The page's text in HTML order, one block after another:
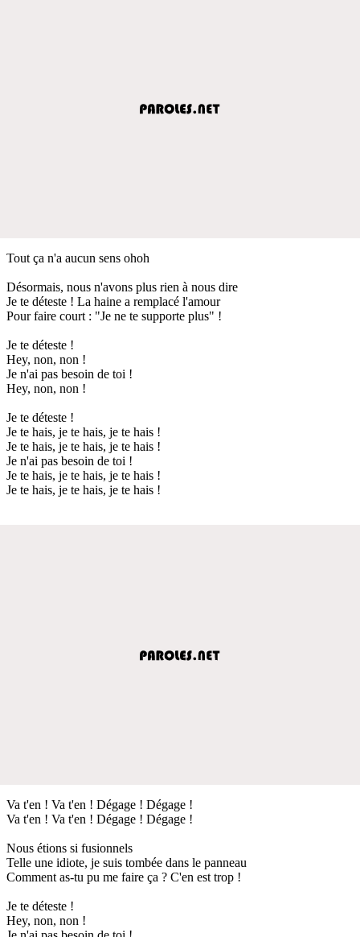
Tout ça n'a aucun sens ohoh
Désormais, nous n'avons plus rien à nous dire
Je te déteste ! La haine a remplacé l'amour
Pour faire court : "Je ne te supporte plus" !
Je te déteste !
Hey, non, non !
Je n'ai pas besoin de toi !
Hey, non, non !
Je te déteste !
Je te hais, je te hais, je te hais !
Je te hais, je te hais, je te hais !
Je n'ai pas besoin de toi !
Je te hais, je te hais, je te hais !
Je te hais, je te hais, je te hais !
Va t'en ! Va t'en ! Dégage ! Dégage !
Va t'en ! Va t'en ! Dégage ! Dégage !
Nous étions si fusionnels
Telle une idiote, je suis tombée dans le panneau
Comment as-tu pu me faire ça ? C'en est trop !
Je te déteste !
Hey, non, non !